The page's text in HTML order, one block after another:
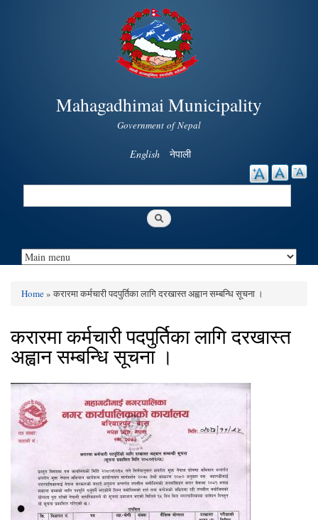
Skip to
main
content
Mahagadhimai Municipality
Government of Nepal
English नेपाली
Search
Home» करारमा कर्मचारी पदपुर्तिका लागि दरखास्त अह्वान सम्बन्धि सूचना ।
करारमा कर्मचारी पदपुर्तिका लागि दरखास्त
अह्वान सम्बन्धि सूचना ।